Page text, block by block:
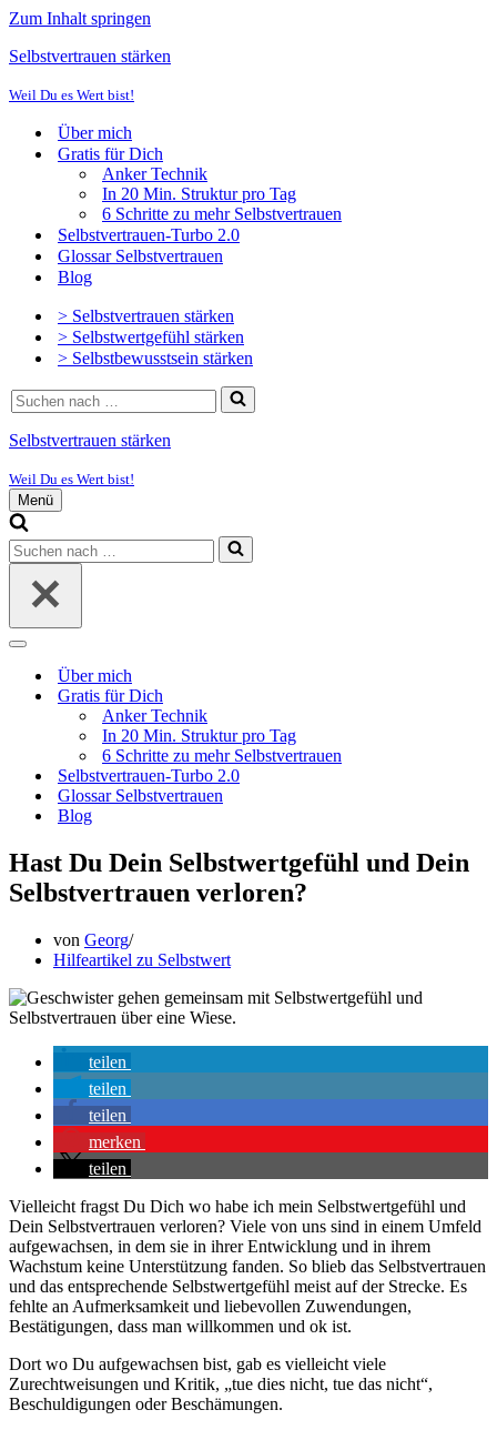
Zum Inhalt springen
Selbstvertrauen stärken
Weil Du es Wert bist!
Über mich
Gratis für Dich
Anker Technik
In 20 Min. Struktur pro Tag
6 Schritte zu mehr Selbstvertrauen
Selbstvertrauen-Turbo 2.0
Glossar Selbstvertrauen
Blog
> Selbstvertrauen stärken
> Selbstwertgefühl stärken
> Selbstbewusstsein stärken
Suchen
nach …
Selbstvertrauen stärken
Weil Du es Wert bist!
Menü
Navigationsmenü
Suchen
nach …
Navigationsmenü
Über mich
Gratis für Dich
Anker Technik
In 20 Min. Struktur pro Tag
6 Schritte zu mehr Selbstvertrauen
Selbstvertrauen-Turbo 2.0
Glossar Selbstvertrauen
Blog
Hast Du Dein Selbstwertgefühl und Dein
Selbstvertrauen verloren?
von Georg
Hilfeartikel zu Selbstwert
teilen
teilen
teilen
merken
teilen
Vielleicht fragst Du Dich wo habe ich mein Selbstwertgefühl und
Dein Selbstvertrauen verloren? Viele von uns sind in einem Umfeld
aufgewachsen, in dem sie in ihrer Entwicklung und in ihrem
Wachstum keine Unterstützung fanden. So blieb das Selbstvertrauen
und das entsprechende Selbstwertgefühl meist auf der Strecke. Es
fehlte an Aufmerksamkeit und liebevollen Zuwendungen,
Bestätigungen, dass man willkommen und ok ist.
Dort wo Du aufgewachsen bist, gab es vielleicht viele
Zurechtweisungen und Kritik, „tue dies nicht, tue das nicht“,
Beschuldigungen oder Beschämungen.